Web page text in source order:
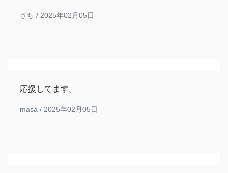
さち / 2025年02月05日
応援してます。
masa / 2025年02月05日